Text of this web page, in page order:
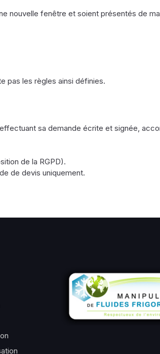
nouvelle fenêtre et soient présentés de
pas les règles ainsi définies.
sa demande écrite et signée,
de la RGPD).
de devis uniquement.